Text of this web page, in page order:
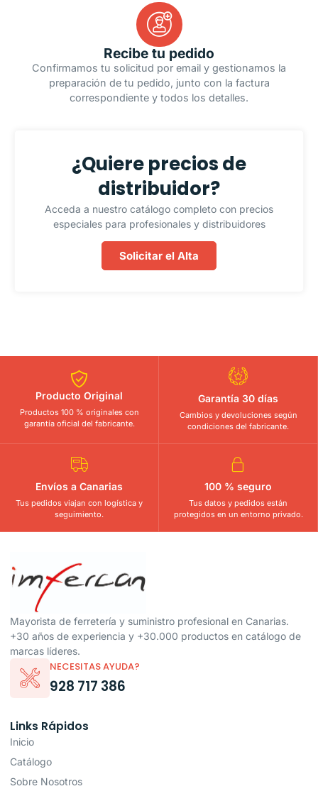
Recibe tu pedido
Confirmamos tu solicitud por email y gestionamos la
preparación de tu pedido, junto con la factura
correspondiente y todos los detalles.
¿Quiere precios de
distribuidor?
Acceda a nuestro catálogo completo con precios
especiales para profesionales y distribuidores
Solicitar el Alta
Producto Original
Productos 100 % originales con
garantía oficial del fabricante.
Garantía 30 días
Cambios y devoluciones según
condiciones del fabricante.
Envíos a Canarias
Tus pedidos viajan con logística y
seguimiento.
100 % seguro
Tus datos y pedidos están
protegidos en un entorno privado.
Mayorista de ferretería y suministro profesional en Canarias.
+30 años de experiencia y +30.000 productos en catálogo de
marcas líderes.
NECESITAS AYUDA?
928 717 386
Links Rápidos
Inicio
Catálogo
Sobre Nosotros